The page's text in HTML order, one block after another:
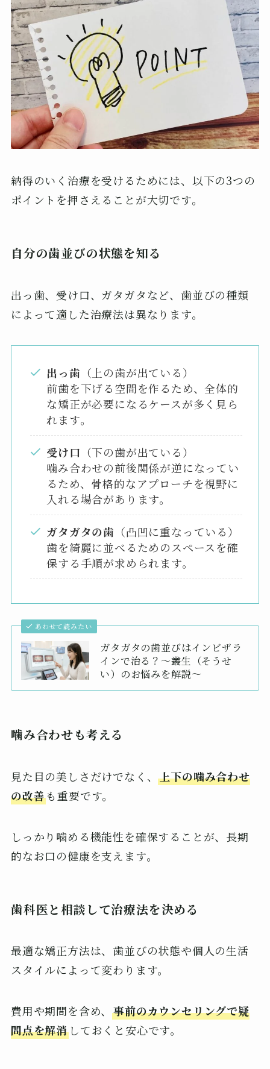
納得のいく治療を受けるためには、以下の3つの
ポイントを押さえることが大切です。
自分の歯並びの状態を知る
出っ歯、受け口、ガタガタなど、歯並びの種類
によって適した治療法は異なります。
出っ歯 （上の歯が出ている）
前歯を下げる空間を作るため、全体的
な矯正が必要になるケースが多く見ら
れます。
受け口 （下の歯が出ている）
噛み合わせの前後関係が逆になってい
るため、骨格的なアプローチを視野に
入れる場合があります。
ガタガタの歯 （凸凹に重なっている）
歯を綺麗に並べるためのスペースを確
保する手順が求められます。
あわせて読みたい
ガタガタの歯並びはインビザラ
インで治る？〜叢生（そうせ
い）のお悩みを解説〜
噛み合わせも考える
見た目の美しさだけでなく、上下の噛み合わせ
の改善も重要です。
しっかり噛める機能性を確保することが、長期
的なお口の健康を支えます。
歯科医と相談して治療法を決める
最適な矯正方法は、歯並びの状態や個人の生活
スタイルによって変わります。
費用や期間を含め、事前のカウンセリングで疑
問点を解消しておくと安心です。